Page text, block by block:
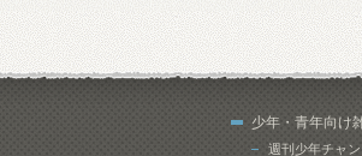
少年・青年向け
週刊少年チャ